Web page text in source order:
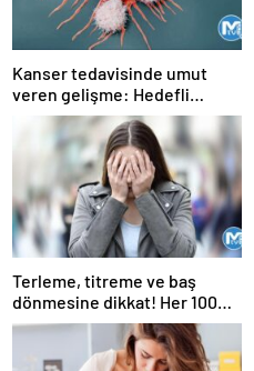
Kanser tedavisinde umut
veren gelişme: Hedefli
kemoterapi hapı
Terleme, titreme ve baş
dönmesine dikkat! Her 100
kişiden 13’ünde görülüyor